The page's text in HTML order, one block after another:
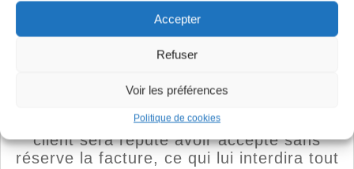
Accepter
Refuser
Voir les préférences
Politique de cookies
la facturation devra être formulée par
lettre recommandée au siège de la société
ALASER, dans les huit jours qui suivent la
applicable et les formes prescrites, le
client sera réputé avoir accepté sans
réserve la facture, ce qui lui interdira tout